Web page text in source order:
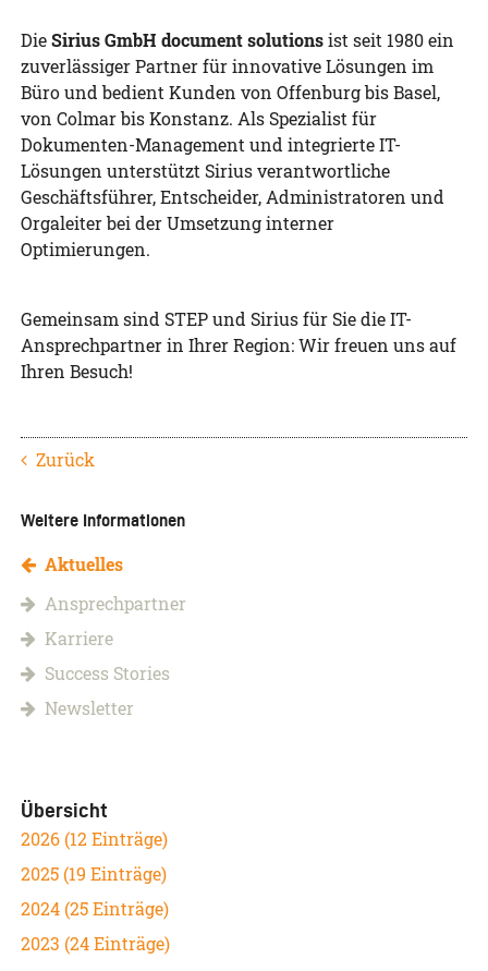
DieSirius GmbH document solutionsist seit 1980 ein
zuverlässiger Partner für innovative Lösungen im
Büro und bedient Kunden von Offenburg bis Basel,
von Colmar bis Konstanz. Als Spezialist für
Dokumenten-Management und integrierte IT-
Lösungen unterstützt Sirius verantwortliche
Geschäftsführer, Entscheider, Administratoren und
Orgaleiter bei der Umsetzung interner
Optimierungen.
Gemeinsam sind STEP und Sirius für Sie die IT-
Ansprechpartner in Ihrer Region: Wir freuen uns auf
Ihren Besuch!
Zurück
Weitere Informationen
Aktuelles
Ansprechpartner
Karriere
Success Stories
Newsletter
Übersicht
2026 (12 Einträge)
2025 (19 Einträge)
2024 (25 Einträge)
2023 (24 Einträge)